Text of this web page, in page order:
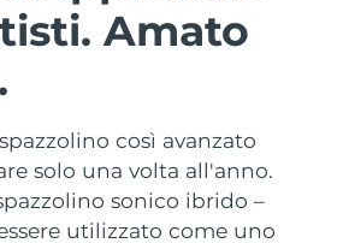
Amato
così avanzato
solo una volta all'anno.
sonico ibrido –
utilizzato come uno
4 pacchetto
massage
4 Plus
LED heating
Lifting viso
2 pacchetto
toning
2 go
toning on-the-go
3 pacchetto
Igiene orale
4
Consegna stimata8/9/26
Consegna stimata8/12/26
Consegna stimata 8/14/26